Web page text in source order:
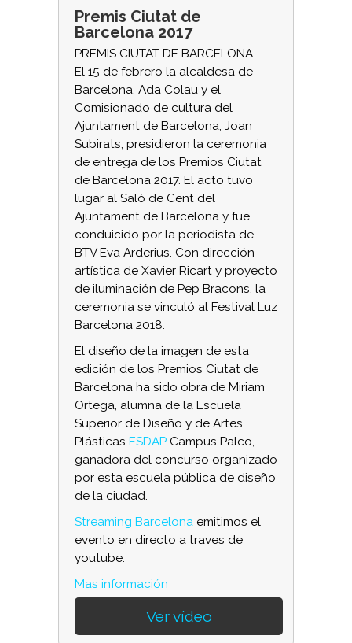
Premis Ciutat de
Barcelona 2017
PREMIS CIUTAT DE BARCELONA
El 15 de febrero la alcaldesa de
Barcelona, Ada Colau y el
Comisionado de cultura del
Ajuntament de Barcelona, Joan
Subirats, presidieron la ceremonia
de entrega de los Premios Ciutat
de Barcelona 2017. El acto tuvo
lugar al Saló de Cent del
Ajuntament de Barcelona y fue
conduicido por la periodista de
BTV Eva Arderius. Con dirección
artística de Xavier Ricart y proyecto
de iluminación de Pep Bracons, la
ceremonia se vinculó al Festival Luz
Barcelona 2018.
El diseño de la imagen de esta
edición de los Premios Ciutat de
Barcelona ha sido obra de Miriam
Ortega, alumna de la Escuela
Superior de Diseño y de Artes
Plásticas ESDAP Campus Palco,
ganadora del concurso organizado
por esta escuela pública de diseño
de la ciudad.
Streaming Barcelona emitimos el
evento en directo a traves de
youtube.
Mas información
Ver vídeo